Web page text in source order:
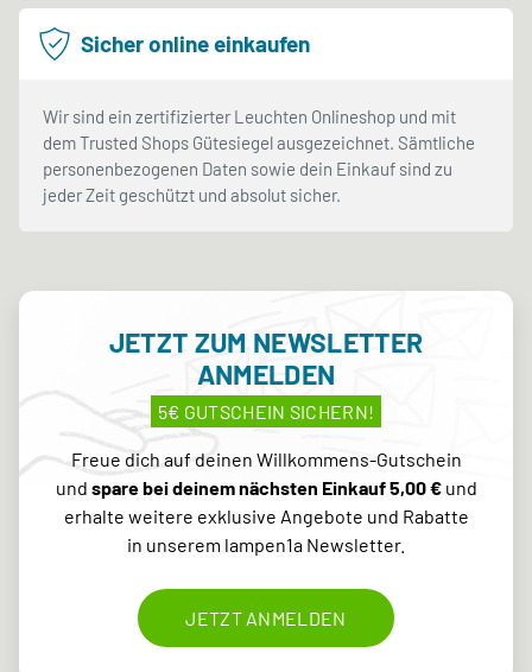
Sicher online einkaufen
Wir sind ein zertifizierter Leuchten Onlineshop und mit
dem Trusted Shops Gütesiegel ausgezeichnet. Sämtliche
personenbezogenen Daten sowie dein Einkauf sind zu
jeder Zeit geschützt und absolut sicher.
JETZT ZUM NEWSLETTER
ANMELDEN
5€ GUTSCHEIN SICHERN!
Freue dich auf deinen Willkommens-Gutschein
und spare bei deinem nächsten Einkauf 5,00 €und
erhalte weitere exklusive Angebote und Rabatte
in unserem lampen1a Newsletter.
JETZT ANMELDEN